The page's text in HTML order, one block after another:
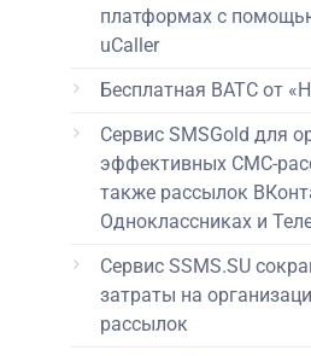
платформах с
uCaller
Бесплатная ВАТС от
Сервис SMSGold для
эффективных СМС-
также рассылок
Одноклассниках и
Сервис SSMS.SU
затраты на
рассылок